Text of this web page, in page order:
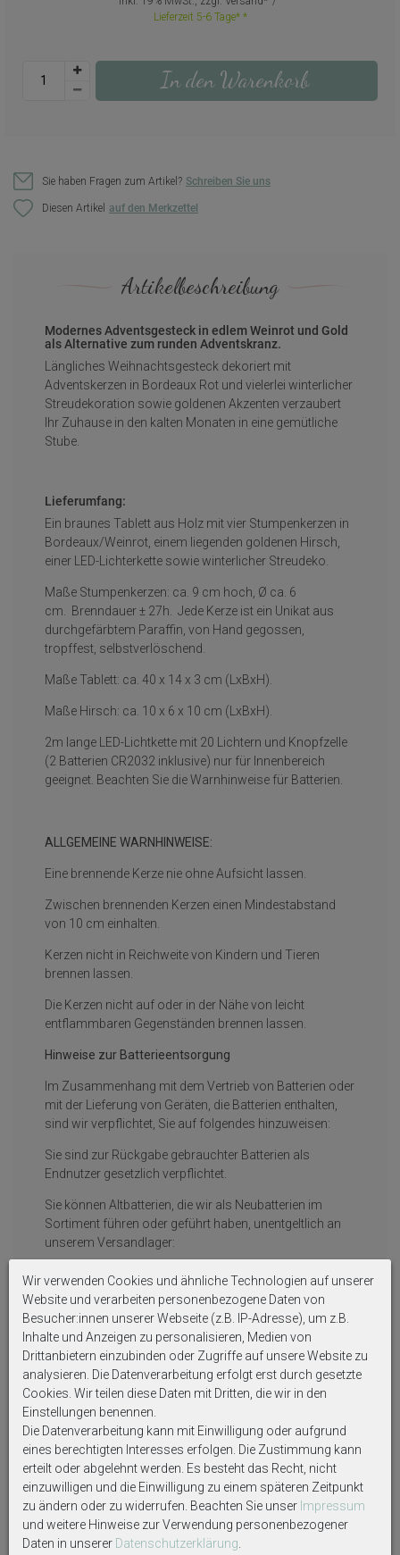
Lieferzeit 5-6 Tage*
In den Warenkorb
Sie haben Fragen zum Artikel? Schreiben Sie uns
Diesen Artikel
Artikelbeschreibung
Modernes Adventsgesteck in edlem Weinrot und Gold
als Alternative zum runden Adventskranz.
Längliches Weihnachtsgesteck dekoriert mit
Adventskerzen in Bordeaux Rot und vielerlei winterlicher
Streudekoration sowie goldenen Akzenten verzaubert
Ihr Zuhause in den kalten Monaten in eine gemütliche
Stube.
Lieferumfang:
Ein braunes Tablett aus Holz mit vier Stumpenkerzen in
Bordeaux/Weinrot, einem liegenden goldenen Hirsch,
einer LED-Lichterkette sowie winterlicher Streudeko.
Maße Stumpenkerzen: ca. 9 cm hoch, Ø ca. 6
cm. Brenndauer ± 27h. Jede Kerze ist ein Unikat aus
durchgefärbtem Paraffin, von Hand gegossen,
tropffest, selbstverlöschend.
Maße Tablett: ca. 40 x 14 x 3 cm (LxBxH).
Maße Hirsch: ca. 10 x 6 x 10 cm (LxBxH).
2m lange LED-Lichtkette mit 20 Lichtern und Knopfzelle
(2 Batterien CR2032 inklusive) nur für Innenbereich
geeignet. Beachten Sie die Warnhinweise für Batterien.
ALLGEMEINE WARNHINWEISE:
Eine brennende Kerze nie ohne Aufsicht lassen.
Zwischen brennenden Kerzen einen Mindestabstand
von 10 cm einhalten.
Kerzen nicht in Reichweite von Kindern und Tieren
brennen lassen.
Die Kerzen nicht auf oder in der Nähe von leicht
entflammbaren Gegenständen brennen lassen.
Hinweise zur Batterieentsorgung
Im Zusammenhang mit dem Vertrieb von Batterien oder
mit der Lieferung von Geräten, die Batterien enthalten,
sind wir verpflichtet, Sie auf folgendes hinzuweisen:
Sie sind zur Rückgabe gebrauchter Batterien als
Endnutzer gesetzlich verpflichtet.
Sie können Altbatterien, die wir als Neubatterien im
Sortiment führen oder geführt haben, unentgeltlich an
unserem Versandlager:
ZauberDeko
Kai Obermüller
Becketalstr. 3-5
DE-51643 Gummersbach
zurückgeben oder in Sammelboxen im Handel und bei
kommunalen Sammelstellen.
Nachfolgend sind Symbole und Abkürzungen erläutert:
Das Symbol der durchgekreuzten Mülltonne bedeutet,
dass die Batterie nicht in den Hausmüll gegeben werden
darf.
Pb = Batterie enthält mehr als 0,004 Masseprozent Blei
Cd = Batterie enthält mehr als 0,002 Masseprozent
Cadmium
Wir verwenden Cookies und ähnliche Technologien auf unserer
Website und verarbeiten personenbezogene Daten von
Besucher:innen unserer Webseite (z.B. IP-Adresse), um z.B.
Inhalte und Anzeigen zu personalisieren, Medien von
Drittanbietern einzubinden oder Zugriffe auf unsere Website zu
analysieren. Die Datenverarbeitung erfolgt erst durch gesetzte
Cookies. Wir teilen diese Daten mit Dritten, die wir in den
Einstellungen benennen.
Die Datenverarbeitung kann mit Einwilligung oder aufgrund
eines berechtigten Interesses erfolgen. Die Zustimmung kann
erteilt oder abgelehnt werden. Es besteht das Recht, nicht
einzuwilligen und die Einwilligung zu einem späteren Zeitpunkt
zu ändern oder zu widerrufen. Beachten Sie unser Impressum
und weitere Hinweise zur Verwendung personenbezogener
Daten in unserer Daten­schutz­erklärung